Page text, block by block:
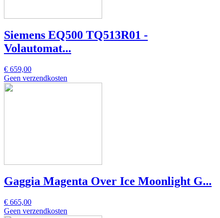
Siemens EQ500 TQ513R01 -
Volautomat...
€ 659,00
Geen verzendkosten
Gaggia Magenta Over Ice Moonlight G...
€ 665,00
Geen verzendkosten